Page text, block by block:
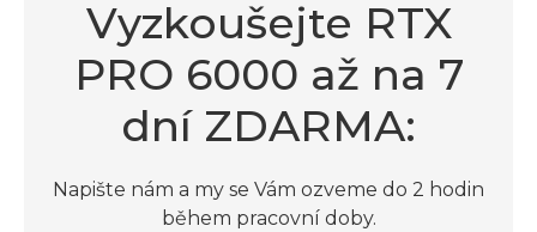
Vyzkoušejte RTX
PRO 6000 až na 7
dní ZDARMA:
Napište nám a my se Vám ozveme do 2 hodin
během pracovní doby.